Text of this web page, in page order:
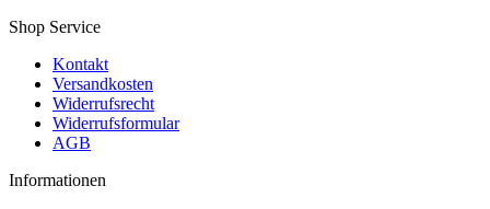
Shop Service
Kontakt
Versandkosten
Widerrufsrecht
Widerrufsformular
AGB
Informationen